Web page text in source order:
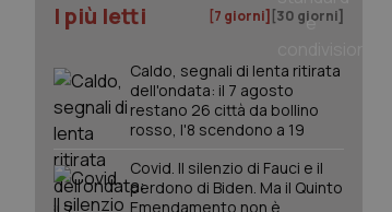
I più letti [7 giorni] [30 giorni]
Caldo, segnali di lenta ritirata
dell'ondata: il 7 agosto
restano 26 città da bollino
rosso, l'8 scendono a 19
Covid. Il silenzio di Fauci e il
perdono di Biden. Ma il Quinto
Emendamento non è